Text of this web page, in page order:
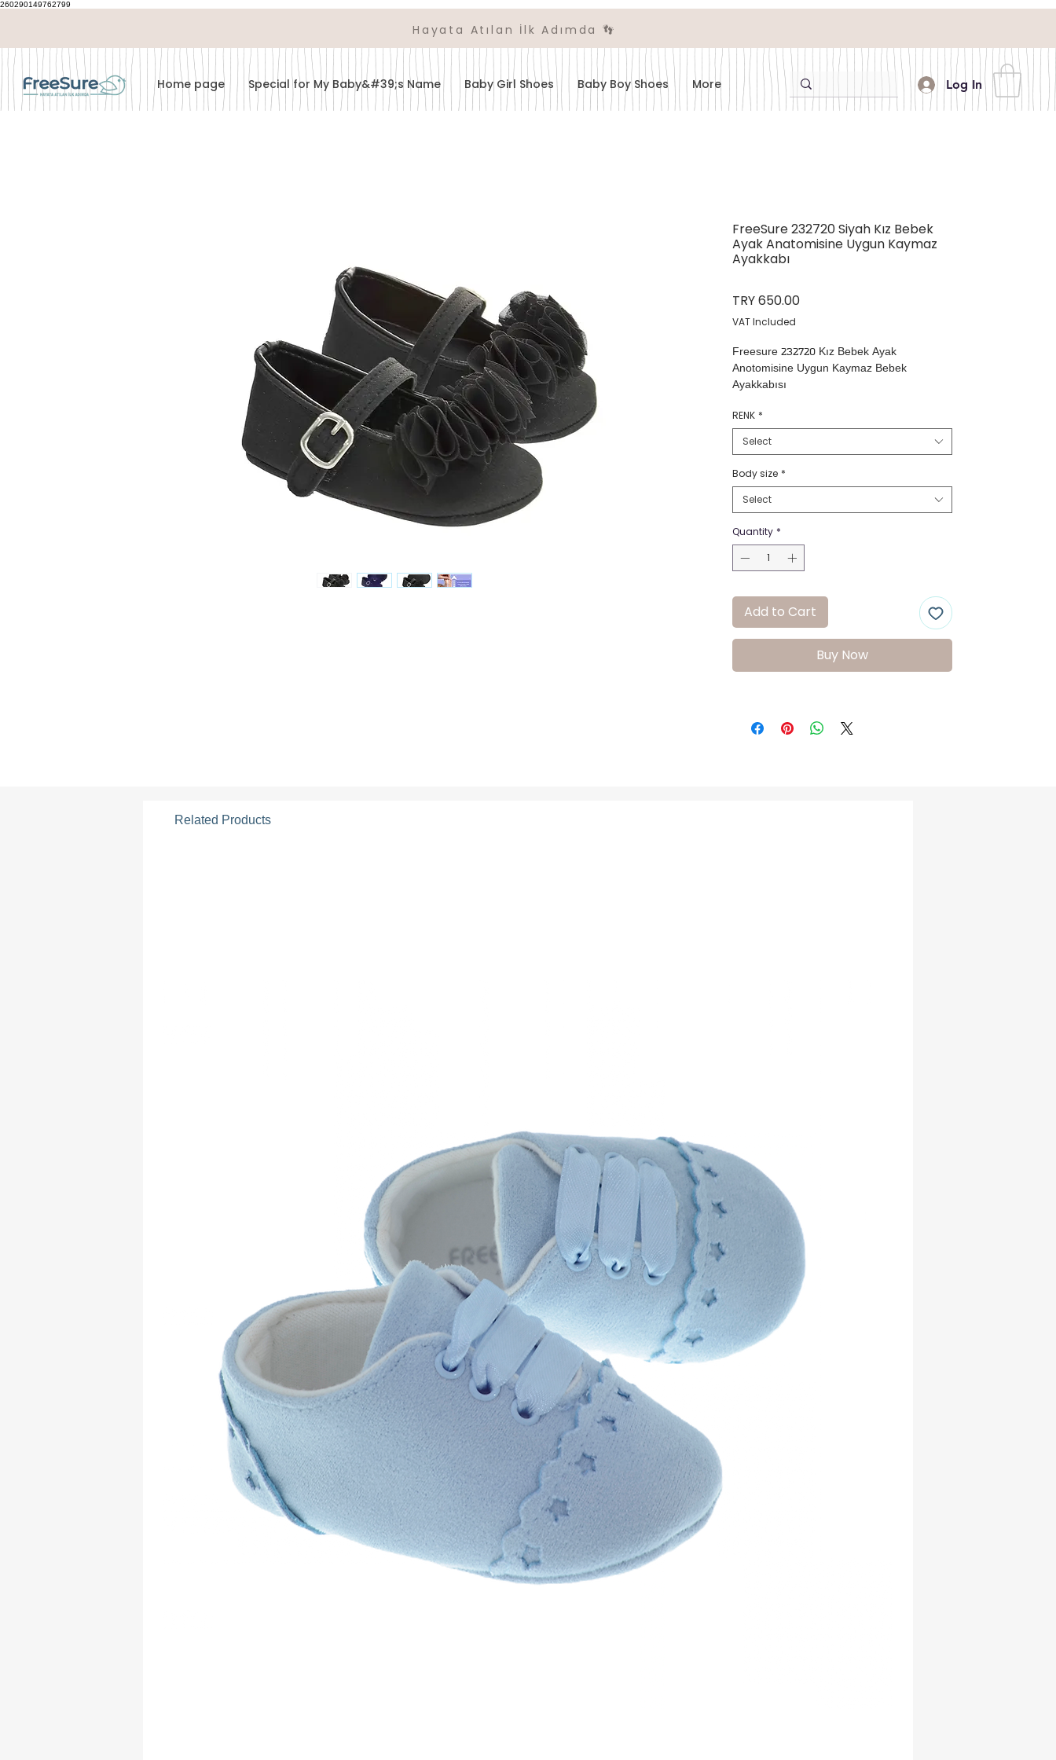
260290149762799
Hayata Atılan İlk Adımda 👣
Home page Special for My Baby&#39;s Name Baby Girl Shoes Baby Boy Shoes More Log In
FreeSure 232720 Siyah Kız Bebek
Ayak Anatomisine Uygun Kaymaz
Ayakkabı
TRY 650.00Price
VAT Included
Freesure 232720 Kız Bebek Ayak
Anotomisine Uygun Kaymaz Bebek
Ayakkabısı
RENK *
Select
Body size *
Select
Quantity *
Add to Cart
Buy Now
Related Products